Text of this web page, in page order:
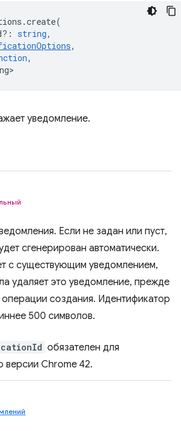
.create(
: string,
,
,
уведомление.
Если не задан или пуст,
сгенерирован автоматически.
с существующим уведомлением,
удаляет это уведомление, прежде
создания. Идентификатор
500 символов.
обязателен для
версии Chrome 42.